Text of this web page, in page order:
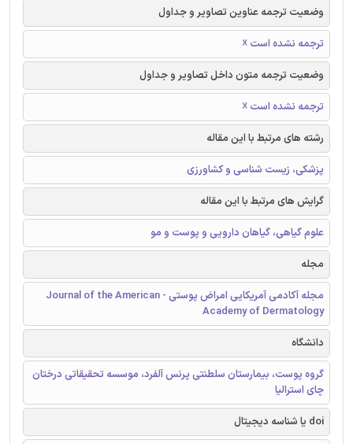
وضعیت ترجمه عناوین تصاویر و جداول
ترجمه نشده است ☓
وضعیت ترجمه متون داخل تصاویر و جداول
ترجمه نشده است ☓
رشته های مرتبط با این مقاله
پزشکی، زیست شناسی و کشاورزی
گرایش های مرتبط با این مقاله
علوم گیاهی، گیاهان دارویی و پوست و مو
مجله
مجله آکادمی آمریکایی امراض پوستی - Journal of the American
Academy of Dermatology
دانشگاه
گروه پوست، بیمارستان سلطنتی پرنس آلفرد، موسسه تحقیقاتی درختان
چای استرالیا
doi یا شناسه دیجیتال